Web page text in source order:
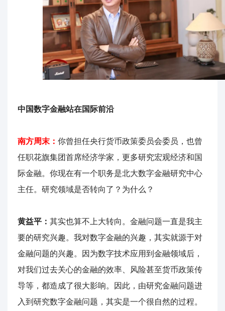
中国数字金融站在国际前沿
南方周末： 你曾担任央行货币政策委员会委员，也曾
任职花旗集团首席经济学家，更多研究宏观经济和国
际金融。你现在有一个职务是北大数字金融研究中心
主任。研究领域是否转向了？为什么？
黄益平： 其实也算不上大转向。金融问题一直是我主
要的研究兴趣。我对数字金融的兴趣，其实就源于对
金融问题的兴趣。因为数字技术应用到金融领域后，
对我们过去关心的金融的效率、风险甚至货币政策传
导等，都造成了很大影响。因此，由研究金融问题进
入到研究数字金融问题，其实是一个很自然的过程。